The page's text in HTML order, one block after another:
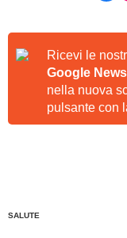
Ricevi le
Google News
nella nuova
pulsante con
SALUTE